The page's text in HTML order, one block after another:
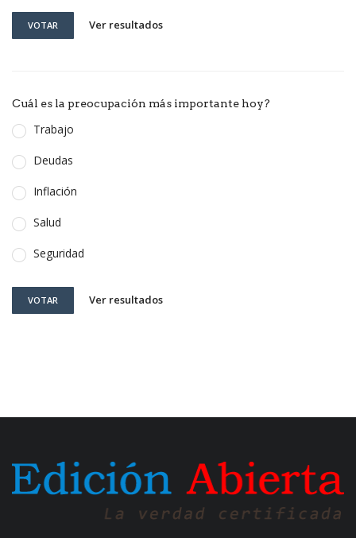
VOTAR Ver resultados
Cuál es la preocupación más importante hoy?
Trabajo
Deudas
Inflación
Salud
Seguridad
VOTAR Ver resultados